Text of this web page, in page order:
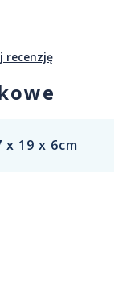
recenzję
x 19 x 6cm